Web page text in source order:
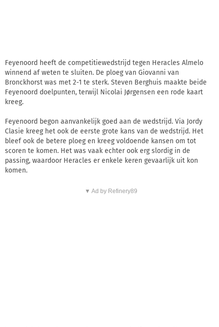
Feyenoord heeft de competitiewedstrijd tegen Heracles Almelo
winnend af weten te sluiten. De ploeg van Giovanni van
Bronckhorst was met 2-1 te sterk. Steven Berghuis maakte beide
Feyenoord doelpunten, terwijl Nicolai Jørgensen een rode kaart
kreeg.
Feyenoord begon aanvankelijk goed aan de wedstrijd. Via Jordy
Clasie kreeg het ook de eerste grote kans van de wedstrijd. Het
bleef ook de betere ploeg en kreeg voldoende kansen om tot
scoren te komen. Het was vaak echter ook erg slordig in de
passing, waardoor Heracles er enkele keren gevaarlijk uit kon
komen.
▼ Ad by Refinery89